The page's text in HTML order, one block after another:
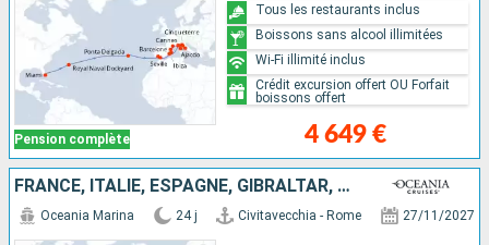
Pension complète 4 649 €
Tous les restaurants inclus
Boissons sans alcool illimitées
Wi-Fi illimité inclus
Crédit excursion offert OU Forfait
boissons offert
FRANCE, ITALIE, ESPAGNE, GIBRALTAR, PORTUGAL, TENERIFE, ÉTATS-UNIS
Oceania Marina 24 j Civitavecchia - Rome 27/11/2027